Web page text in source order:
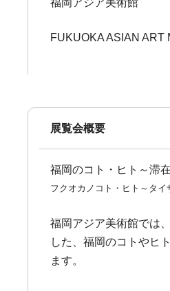
福岡アジア美術館
FUKUOKA ASIAN ART
展覧会概要
福岡のコト・ヒト～滞
フクオカノコト・ヒト～タ
福岡アジア美術館では
した、福岡のコトやヒ
ます。